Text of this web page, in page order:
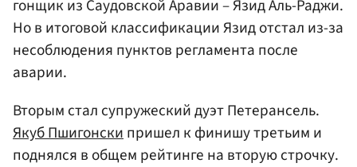
гонщик из Саудовской Аравии – Язид Аль-Раджи.
Но в итоговой классификации Язид отстал из-за
несоблюдения пунктов регламента после
аварии.
Вторым стал супружеский дуэт Петерансель.
Якуб Пшигонски пришел к финишу третьим и
поднялся в общем рейтинге на вторую строчку.